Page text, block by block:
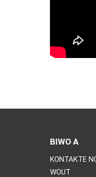
BIWO A
KONTAKTE
WOUT